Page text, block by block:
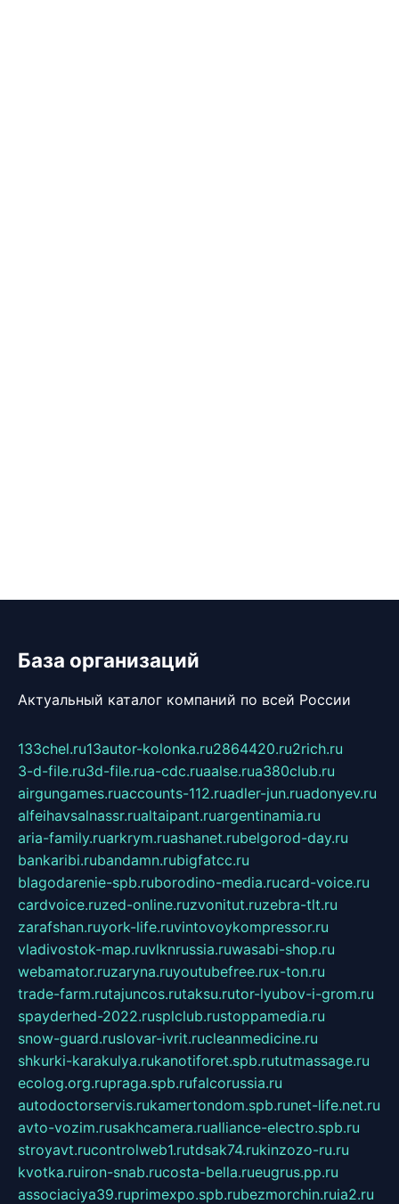
База организаций
Актуальный каталог компаний по всей России
133chel.ru13autor-kolonka.ru2864420.ru2rich.ru
3-d-file.ru3d-file.rua-cdc.ruaalse.rua380club.ru
airgungames.ruaccounts-112.ruadler-jun.ruadonyev.ru
alfeihavsalnassr.rualtaipant.ruargentinamia.ru
aria-family.ruarkrym.ruashanet.rubelgorod-day.ru
bankaribi.rubandamn.rubigfatcc.ru
blagodarenie-spb.ruborodino-media.rucard-voice.ru
cardvoice.ruzed-online.ruzvonitut.ruzebra-tlt.ru
zarafshan.ruyork-life.ruvintovoykompressor.ru
vladivostok-map.ruvlknrussia.ruwasabi-shop.ru
webamator.ruzaryna.ruyoutubefree.rux-ton.ru
trade-farm.rutajuncos.rutaksu.rutor-lyubov-i-grom.ru
spayderhed-2022.rusplclub.rustoppamedia.ru
snow-guard.ruslovar-ivrit.rucleanmedicine.ru
shkurki-karakulya.rukanotiforet.spb.rututmassage.ru
ecolog.org.rupraga.spb.rufalcorussia.ru
autodoctorservis.rukamertondom.spb.runet-life.net.ru
avto-vozim.rusakhcamera.rualliance-electro.spb.ru
stroyavt.rucontrolweb1.rutdsak74.rukinzozo-ru.ru
kvotka.ruiron-snab.rucosta-bella.rueugrus.pp.ru
associaciya39.ruprimexpo.spb.rubezmorchin.ruia2.ru